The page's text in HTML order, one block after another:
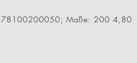
Maße: 200 4,80